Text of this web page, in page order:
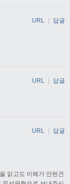
URL | 답글
URL | 답글
읽고도 이해가 안된건
URL 답글